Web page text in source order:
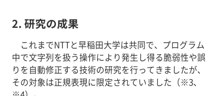
2. 研究の成果
これまでNTTと早稲田大学は共同で、プログラム
中で文字列を扱う操作により発生し得る脆弱性や誤
りを自動修正する技術の研究を行ってきましたが、
その対象は正規表現に限定されていました（※3、